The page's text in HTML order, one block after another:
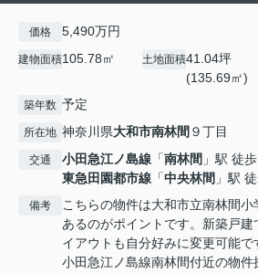
価格 5,490万円
建物面積105.78㎡ 土地面積41.04坪
(135.69㎡)
築年数 予定
所在地 神奈川県大和市南林間 ９丁目
交通 小田急江ノ島線 「南林間 」駅 徒
東急田園都市線 「中央林間 」駅
備考
こちらの物件は大和市立南林間
あるのがポイントです。新築戸
イアウトも自分好みに変更可能で
小田急江ノ島線南林間付近の物